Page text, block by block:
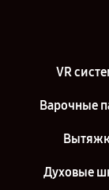
VR
Варочные
Духовые